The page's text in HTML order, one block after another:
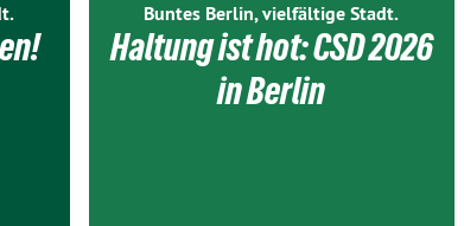
Buntes Berlin, vielfältige Stadt.
Haltung ist hot: CSD 2026
in Berlin